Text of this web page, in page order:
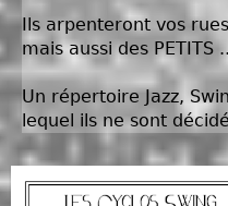
Ils arpenteront vos
mais aussi des PETITS
Un répertoire Jazz,
lequel ils ne sont